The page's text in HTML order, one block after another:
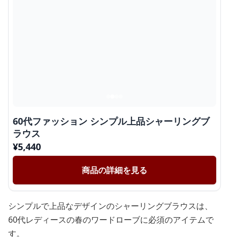
60代ファッション シンプル上品シャーリングブ
ラウス
¥5,440
商品の詳細を見る
シンプルで上品なデザインのシャーリングブラウスは、
60代レディースの春のワードローブに必須のアイテムで
す。